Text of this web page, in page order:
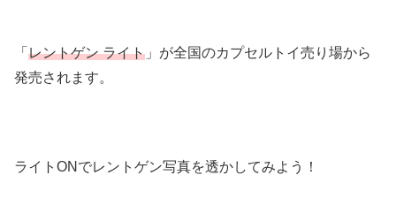
「 レントゲン ライト 」が全国のカプセルトイ売り場から
発売されます。
ライトONでレントゲン写真を透かしてみよう！